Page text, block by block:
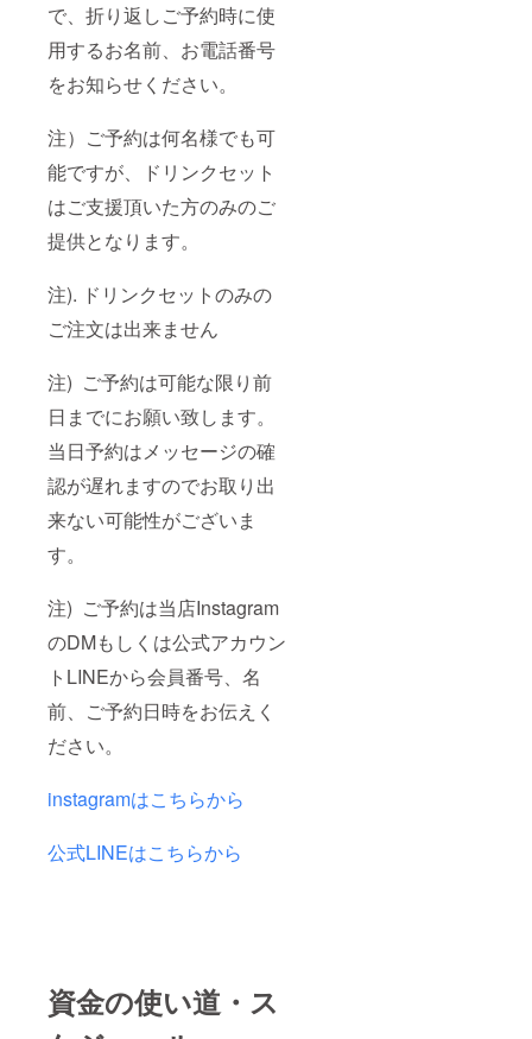
で、折り返しご予約時に使
用するお名前、お電話番号
をお知らせください。
注）ご予約は何名様でも可
能ですが、ドリンクセット
はご支援頂いた方のみのご
提供となります。
注). ドリンクセットのみの
ご注文は出来ません
注) ご予約は可能な限り前
日までにお願い致します。
当日予約はメッセージの確
認が遅れますのでお取り出
来ない可能性がございま
す。
注) ご予約は当店Instagram
のDMもしくは公式アカウン
トLINEから会員番号、名
前、ご予約日時をお伝えく
ださい。
instagramはこちらから
公式LINEはこちらから
資金の使い道・ス